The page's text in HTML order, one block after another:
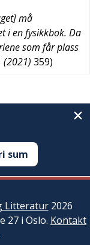
må
i en fysikkbok. Da
som får plass
(2021) 359)
sum
Litteratur2026
27 i Oslo. Kontakt